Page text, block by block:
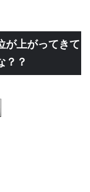
が上がってきて
？？